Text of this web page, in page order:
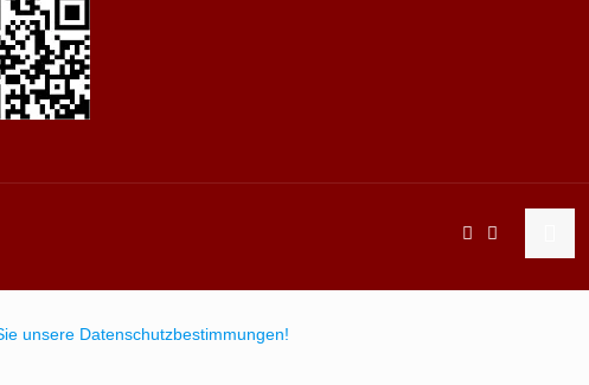
unsere Datenschutzbestimmungen!